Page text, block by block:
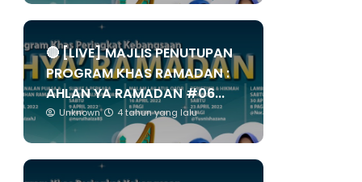
🔴 [LIVE] MAJLIS PENUTUPAN
PROGRAM KHAS RAMADAN :
AHLAN YA RAMADAN #06...
Unknown 4 tahun yang lalu